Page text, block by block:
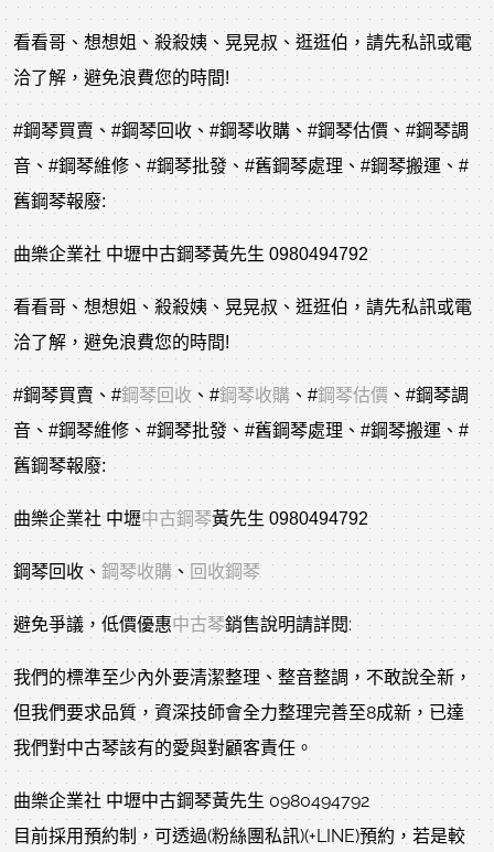
看看哥、想想姐、殺殺姨、晃晃叔、逛逛伯，請先私訊或電
洽了解，避免浪費您的時間!
#鋼琴買賣 、 #鋼琴回收 、 #鋼琴收購 、 #鋼琴估價 、 #鋼琴調
音 、 #鋼琴維修 、 #鋼琴批發 、 #舊鋼琴處理、#鋼琴搬運、#
舊鋼琴報廢:
曲樂企業社 中壢中古鋼琴黃先生 0980494792
看看哥、想想姐、殺殺姨、晃晃叔、逛逛伯，請先私訊或電
洽了解，避免浪費您的時間!
#鋼琴買賣 、 #鋼琴回收 、 #鋼琴收購 、 #鋼琴估價 、 #鋼琴調
音 、 #鋼琴維修 、 #鋼琴批發 、 #舊鋼琴處理、#鋼琴搬運、#
舊鋼琴報廢:
曲樂企業社 中壢中古鋼琴黃先生 0980494792
鋼琴回收、 鋼琴收購、回收鋼琴
避免爭議，低價優惠中古琴銷售說明請詳閱:
我們的標準至少內外要清潔整理、整音整調，不敢說全新，
但我們要求品質，資深技師會全力整理完善至8成新，已達
我們對中古琴該有的愛與對顧客責任。
曲樂企業社 中壢中古鋼琴黃先生 0980494792
目前採用預約制，可透過(粉絲團私訊)(+LINE)預約，若是較